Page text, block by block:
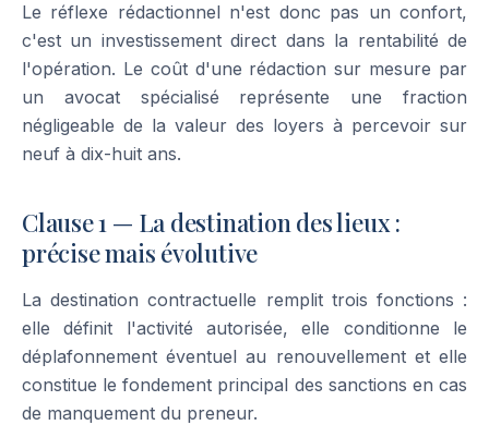
Le réflexe rédactionnel n'est donc pas un confort,
c'est un investissement direct dans la rentabilité de
l'opération. Le coût d'une rédaction sur mesure par
un avocat spécialisé représente une fraction
négligeable de la valeur des loyers à percevoir sur
neuf à dix-huit ans.
Clause 1 — La destination des lieux :
précise mais évolutive
La destination contractuelle remplit trois fonctions :
elle définit l'activité autorisée, elle conditionne le
déplafonnement éventuel au renouvellement et elle
constitue le fondement principal des sanctions en cas
de manquement du preneur.